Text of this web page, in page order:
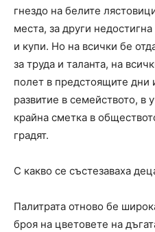
гнездо на белите
места, за други
и купи. Но на всички бе
за труда и таланта, на
полет в предстоящите дни
развитие в семейството, в
крайна сметка в
градят.
С какво се състезаваха
Палитрата отново бе
броя на цветовете на